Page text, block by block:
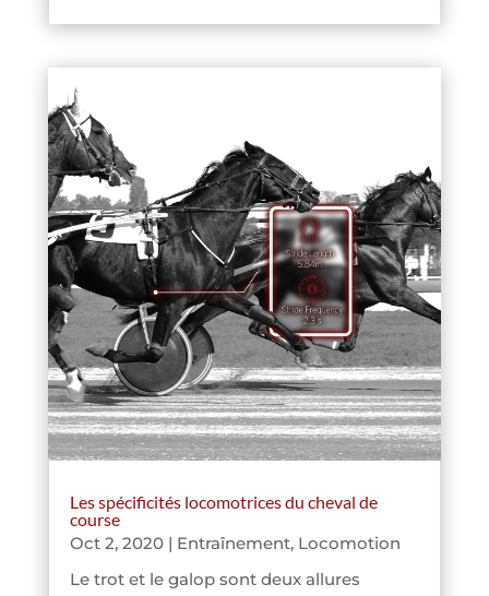
Les spécificités locomotrices du cheval de
course
Oct 2, 2020| Entraînement, Locomotion
Le trot et le galop sont deux allures